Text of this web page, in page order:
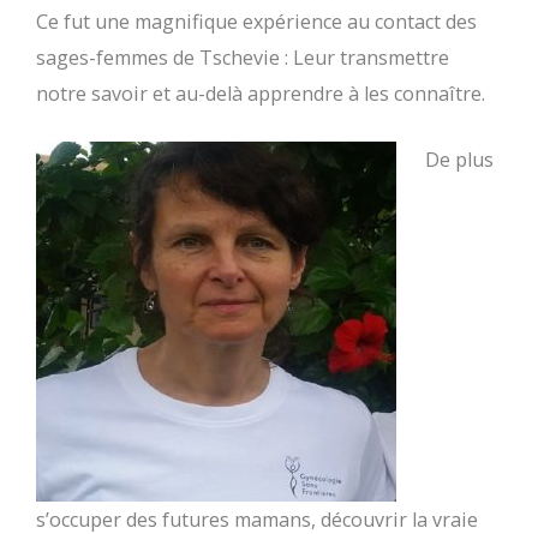
Ce fut une magnifique expérience au contact des
sages-femmes de Tschevie : Leur transmettre
notre savoir et au-delà apprendre à les connaître.
De plus
s’occuper des futures mamans, découvrir la vraie